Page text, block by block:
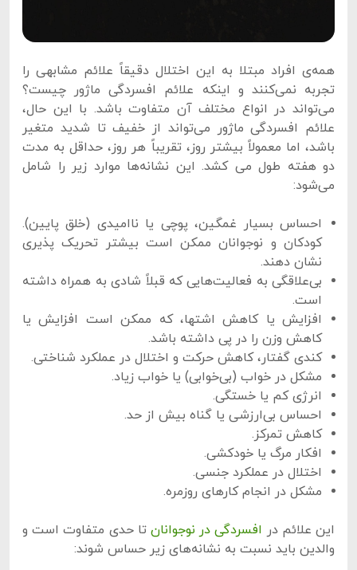
همه‌ی افراد مبتلا به این اختلال دقیقاً علائم مشابهی را
تجربه نمی‌کنند و اینکه علائم افسردگی ماژور چیست؟
می‌تواند در انواع مختلف آن متفاوت باشد. با این حال،
علائم افسردگی ماژور می‌تواند از خفیف تا شدید متغیر
باشد، اما معمولاً بیشتر روز، تقریباً هر روز، حداقل به مدت
دو هفته طول می کشد. این نشانه‌ها موارد زیر را شامل
می‌شود:
احساس بسیار غمگین، پوچی یا ناامیدی (خلق پایین).
کودکان و نوجوانان ممکن است بیشتر تحریک پذیری
نشان دهند.
بی‌علاقگی به فعالیت‌هایی که قبلاً شادی به همراه داشته
است.
افزایش یا کاهش اشتها، که ممکن است افزایش یا
کاهش وزن را در پی داشته باشد.
کندی گفتار، کاهش حرکت و اختلال در عملکرد شناختی.
مشکل در خواب (بی‌خوابی) یا خواب زیاد.
انرژی کم یا خستگی.
احساس بی‌ارزشی یا گناه بیش از حد.
کاهش تمرکز.
افکار مرگ یا خودکشی.
اختلال در عملکرد جنسی.
مشکل در انجام کارهای روزمره.
این علائم در افسردگی در نوجوانان تا حدی متفاوت است و
والدین باید نسبت به نشانه‌های زیر حساس شوند: